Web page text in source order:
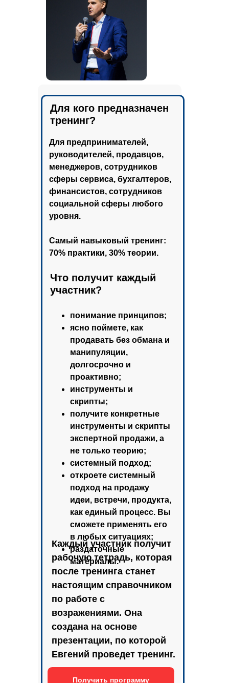
Для кого предназначен
тренинг?
Для предпринимателей,
руководителей, продавцов,
менеджеров, сотрудников
сферы сервиса, бухгалтеров,
финансистов, сотрудников
социальной сферы любого
уровня.
Самый навыковый тренинг:
70% практики, 30% теории.
понимание принципов;
ясно поймете, как
продавать без обмана и
манипуляции,
долгосрочно и
проактивно;
инструменты и
скрипты;
получите конкретные
инструменты и скрипты
экспертной продажи, а
не только теорию;
системный подход;
откроете системный
подход на продажу
идеи, встречи, продукта,
как единый процесс. Вы
сможете применять его
в любых ситуациях;
раздаточные
материалы.
Получить программу
Что получит каждый
участник?
Каждый участник получит
рабочую тетрадь, которая
после тренинга станет
настоящим справочником
по работе с
возражениями. Она
создана на основе
презентации, по которой
Евгений проведет тренинг.